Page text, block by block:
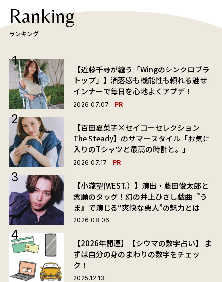
Ranking
ランキング
【近藤千尋が纏う「Wingのシンクロブラ
トップ」】洒落感も機能性も頼れる魅せ
インナーで毎日を心地よくアプデ！
2026.07.07 PR
【百田夏菜子×セイコーセレクション
The Steady】のサマースタイル「お気に
入りのTシャツと最高の時計と。」
2026.07.17 PR
【小瀧望(WEST.）】演出・藤田俊太郎と
念願のタッグ！幻の井上ひさし戯曲『う
ま』で演じる“爽快な悪人”の魅力とは
2026.08.06
【2026年開運】【シウマの数字占い】 ま
ずは自分の身のまわりの数字をチェッ
ク！
2025.12.13